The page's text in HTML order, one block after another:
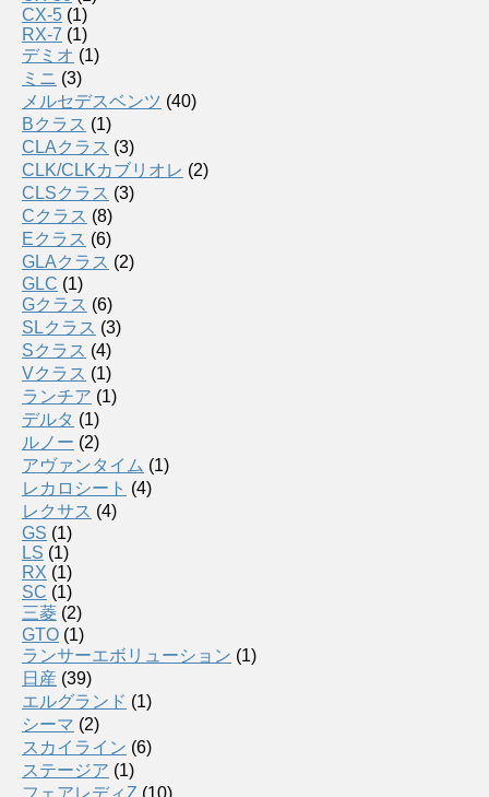
CX-5 (1)
RX-7 (1)
デミオ (1)
ミニ (3)
メルセデスベンツ (40)
Bクラス (1)
CLAクラス (3)
CLK/CLKカブリオレ (2)
CLSクラス (3)
Cクラス (8)
Eクラス (6)
GLAクラス (2)
GLC (1)
Gクラス (6)
SLクラス (3)
Sクラス (4)
Vクラス (1)
ランチア (1)
デルタ (1)
ルノー (2)
アヴァンタイム (1)
レカロシート (4)
レクサス (4)
GS (1)
LS (1)
RX (1)
SC (1)
三菱 (2)
GTO (1)
ランサーエボリューション (1)
日産 (39)
エルグランド (1)
シーマ (2)
スカイライン (6)
ステージア (1)